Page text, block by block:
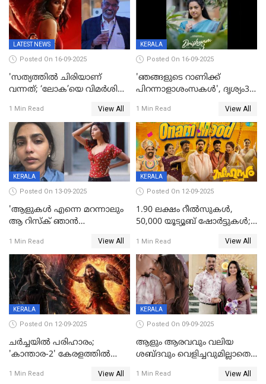
LATEST NEWS
Posted On 16-09-2025
'സത്യത്തിൽ ചിരിയാണ്
വന്നത്; ‘ലോക’യെ വിമർശിച്ച്
1 Min Read View All
KERALA
Posted On 16-09-2025
'ഞങ്ങളുടെ റാണിക്ക്
പിറന്നാളാശംസകൾ', ദൃശ്യം3-
പോസ്റ്റർ പുറത്തുവിട്ടു
1 Min Read View All
KERALA
Posted On 13-09-2025
'ആളുകള്‍ എന്നെ മറന്നാലും
ആ റിസ്ക് ഞാൻ
മനസിലായി, കടുത്ത
തീരുമാനവുമായി ഐശ്വര്യ
ലക്ഷ്മി
1 Min Read View All
KERALA
Posted On 12-09-2025
1.90 ലക്ഷം റീല്‍സുകള്‍,
50,000 യൂട്യൂബ് ഷോര്‍ട്ടുകള്‍;
ഹിറ്റായി ഓണം മൂഡ് ഗാനം
1 Min Read View All
KERALA
Posted On 12-09-2025
ചർച്ചയിൽ പരിഹാരം;
'കാന്താര-2' കേരളത്തിൽ
ഫിയോക്ക്
1 Min Read View All
KERALA
Posted On 09-09-2025
ആളും ആരവവും വലിയ
ശബ്ദവും വെളിച്ചവുമില്ലാതെ
വിവാഹിതയായെന്ന്‌ നടി ​
1 Min Read View All